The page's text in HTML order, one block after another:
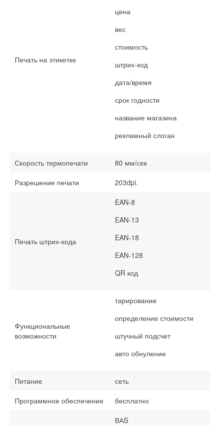
Печать на этикетке
цена
вес
стоимость
штрих-код
дата/время
срок годности
название магазина
рекламный слоган
Скорость термопечати
80 мм/сек
Разрешение печати
203dpi.
Печать штрих-кода
EAN-8
EAN-13
EAN-18
EAN-128
QR код
Функциональные
возможности
тарирование
определение стоимости
штучный подсчет
авто обнуление
Питание
сеть
Программное обеспечение
бесплатно
ВАS